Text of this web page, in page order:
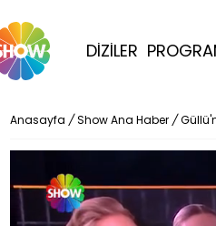
DİZİLER
Anasayfa / Show Ana Haber /